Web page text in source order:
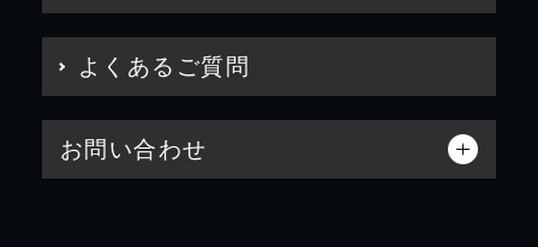
よくあるご質問
お問い合わせ